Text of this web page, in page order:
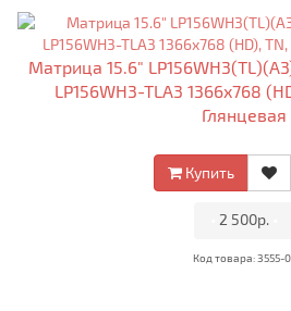
Матрица 15.6"
LP156WH3-TLA3 1366x768
Глянцевая
Купить
2 500р.
Код товара: 3555-